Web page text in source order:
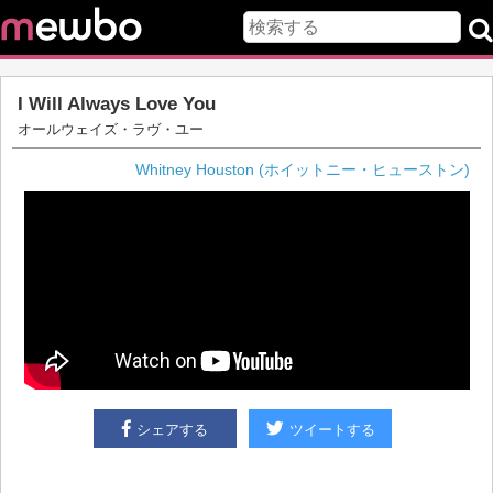
I Will Always Love You
オールウェイズ・ラヴ・ユー
Whitney Houston (ホイットニー・ヒューストン)
シェアする ツイートする